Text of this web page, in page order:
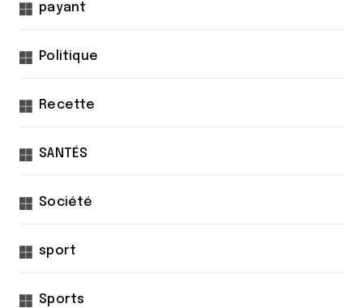
payant
Politique
Recette
SANTÉS
Société
sport
Sports